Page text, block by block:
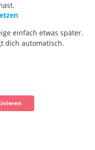
einfach etwas später.
dich automatisch.